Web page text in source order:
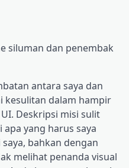
siluman dan penembak
antara saya dan
kesulitan dalam hampir
Deskripsi misi sulit
yang harus saya
bahkan dengan
melihat penanda visual